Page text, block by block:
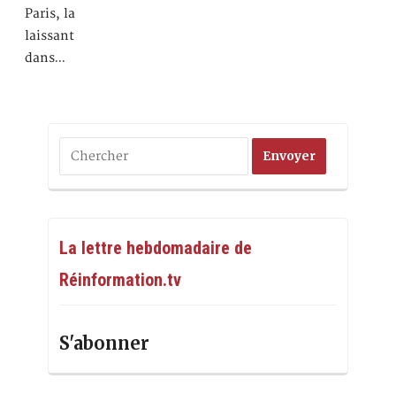
Paris, la
laissant
dans…
La lettre hebdomadaire de
Réinformation.tv
S'abonner